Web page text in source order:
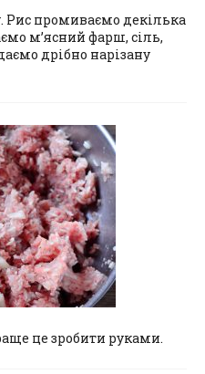
Рис промиваємо декілька
м’ясний фарш, сіль,
дрібно нарізану
це зробити руками.